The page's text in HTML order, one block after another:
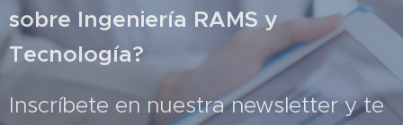
sobre Ingeniería RAMS y
Tecnología?
Inscríbete en nuestra newsletter y te